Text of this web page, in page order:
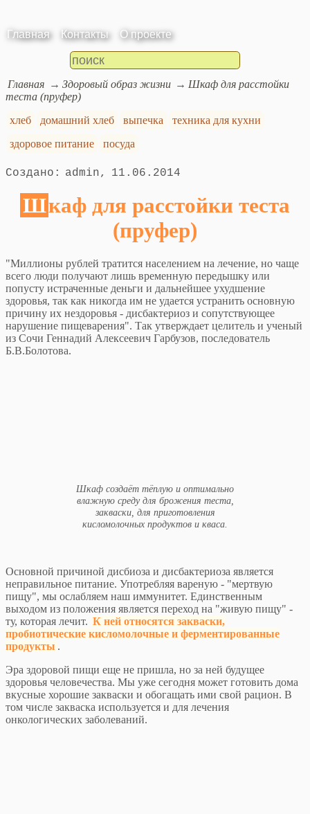
Главная Контакты О проекте
Главная Здоровый образ жизни
Шкаф для расстойки
теста (пруфер)
хлеб
домашний хлеб выпечка
техника для кухни
здоровое питание
посуда
admin 11.06.2014
Шкаф для расстойки теста
(пруфер)
"Миллионы рублей тратится населением на лечение, но чаще
всего люди получают лишь временную передышку или
попусту истраченные деньги и дальнейшее ухудшение
здоровья, так как никогда им не удается устранить основную
причину их нездоровья - дисбактериоз и сопутствующее
нарушение пищеварения". Так утверждает целитель и ученый
из Сочи Геннадий Алексеевич Гарбузов, последователь
Б.В.Болотова.
Шкаф создаёт тёплую и оптимально
влажную среду для брожения теста,
закваски, для приготовления
кисломолочных продуктов и кваса.
Основной причиной дисбиоза и дисбактериоза является
неправильное питание. Употребляя вареную - "мертвую
пищу", мы ослабляем наш иммунитет. Единственным
выходом из положения является переход на "живую пищу" -
ту, которая лечит. К ней относятся закваски,
пробиотические кисломолочные и ферментированные
продукты .
Эра здоровой пищи еще не пришла, но за ней будущее
здоровья человечества. Мы уже сегодня может готовить дома
вкусные хорошие закваски и обогащать ими свой рацион. В
том числе закваска используется и для лечения
онкологических заболеваний.